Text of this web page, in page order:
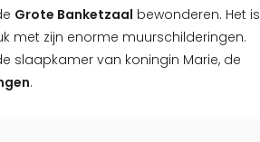
Grote Banketzaal bewonderen. Het is
met zijn enorme muurschilderingen.
slaapkamer van koningin Marie, de
.